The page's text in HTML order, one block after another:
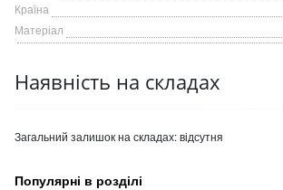
Країна
Матеріал
Наявність на складах
Загальний залишок на складах:відсутня
Популярні в розділі